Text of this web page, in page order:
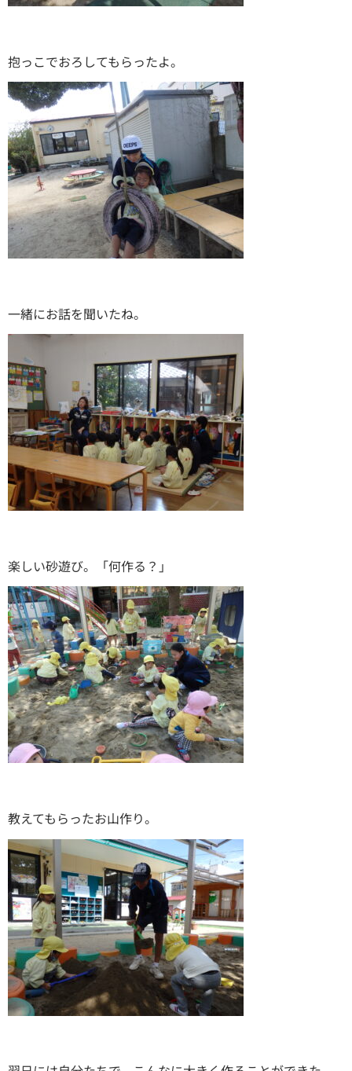
抱っこでおろしてもらったよ。
一緒にお話を聞いたね。
楽しい砂遊び。「何作る？」
教えてもらったお山作り。